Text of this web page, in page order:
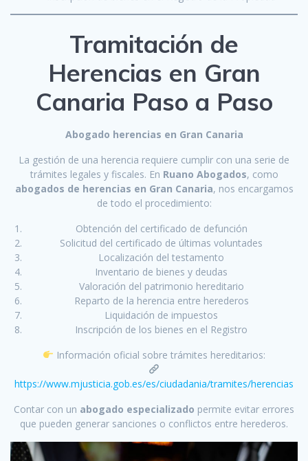
Tramitación de
Herencias en Gran
Canaria Paso a Paso
Abogado herencias en Gran Canaria
La gestión de una herencia requiere cumplir con una serie de
trámites legales y fiscales. En Ruano Abogados, como
abogados de herencias en Gran Canaria, nos encargamos
de todo el procedimiento:
Obtención del certificado de defunción
Solicitud del certificado de últimas voluntades
Localización del testamento
Inventario de bienes y deudas
Valoración del patrimonio hereditario
Reparto de la herencia entre herederos
Liquidación de impuestos
Inscripción de los bienes en el Registro
Información oficial sobre trámites hereditarios:
https://www.mjusticia.gob.es/es/ciudadania/tramites/herencias
Contar con un abogado especializado permite evitar errores
que pueden generar sanciones o conflictos entre herederos.